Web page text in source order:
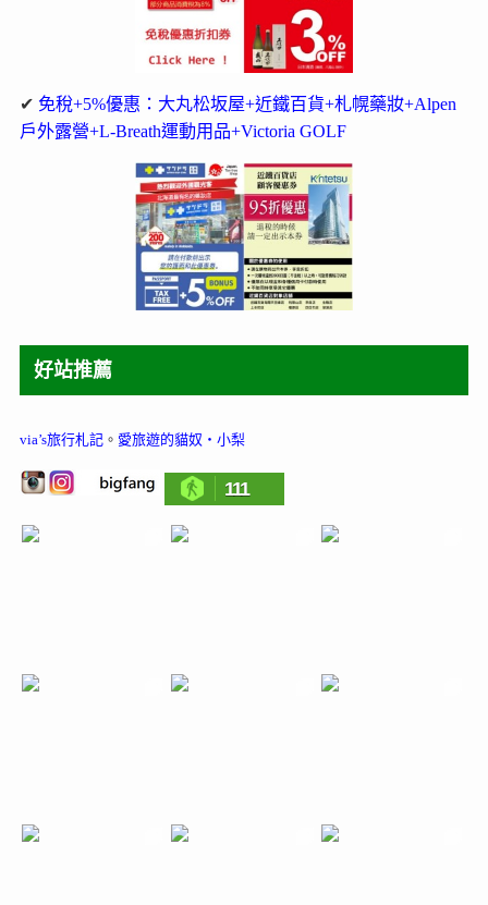
✔ 免稅+5%優惠：大丸松坂屋+近鐵百貨+札幌藥妝+Alpen
戶外露營+L-Breath運動用品+Victoria GOLF
好站推薦
via’s旅行札記。 愛旅遊的貓奴‧小梨
111